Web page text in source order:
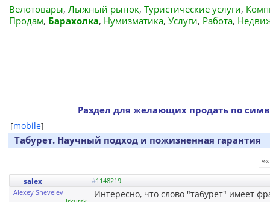
Велотовары, Лыжный рынок, Туристические услуги,
Продам, Барахолка, Нумизматика, Услуги, Работа,
Раздел для желающих продать по
[mobile]
Табурет. Научный подход и пожизненная гарантия
««
salex #1148219
Alexey Shevelev
Интересно, что слово "табурет" имеет